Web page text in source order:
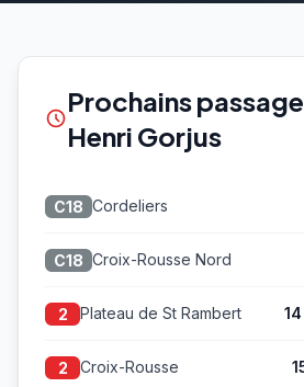
Prochains
Henri Gorjus
C18 Cordeliers
C18 Croix-Rousse Nord
2 Plateau de St Rambert
2 Croix-Rousse